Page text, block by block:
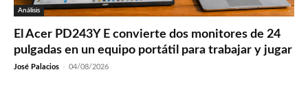
Análisis
El Acer PD243Y E convierte dos monitores de 24
pulgadas en un equipo portátil para trabajar y jugar
José Palacios - 04/08/2026